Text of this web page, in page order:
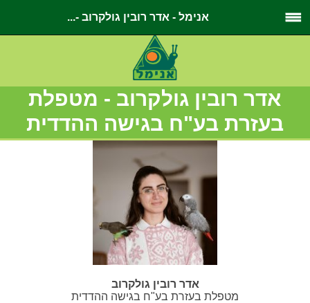
אנימל - אדר רובין גולקרוב -...
אדר רובין גולקרוב - מטפלת
בעזרת בע"ח בגישה ההדדית
אדר רובין גולקרוב
מטפלת בעזרת בע"ח בגישה ההדדית